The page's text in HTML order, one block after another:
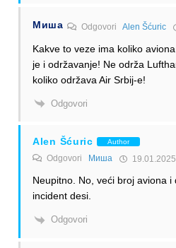
Миша Odgovori Alen Šćuric
Kakve to veze ima koliko
je i održavanje! Ne održa
koliko održava Air Srbij-e!
Odgovori
Alen Šćuric Author
Odgovori Миша
Neupitno. No, veći broj aviona
incident desi.
Odgovori